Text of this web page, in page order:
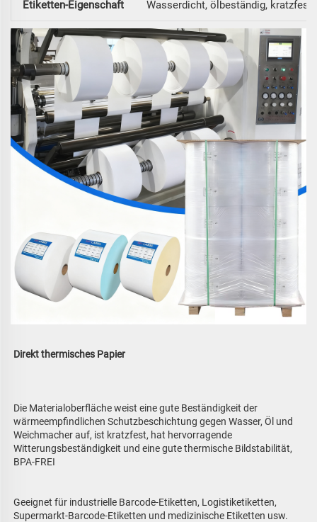
Etiketten-Eigenschaft Wasserdicht, ölbeständig,
Direkt thermisches Papier
Die Materialoberfläche weist eine gute Beständigkeit der
wärmeempfindlichen Schutzbeschichtung gegen Wasser, Öl und
Weichmacher auf, ist kratzfest, hat hervorragende
Witterungsbeständigkeit und eine gute thermische Bildstabilität,
BPA-FREI
Geeignet für industrielle Barcode-Etiketten, Logistiketiketten,
Supermarkt-Barcode-Etiketten und medizinische Etiketten usw.